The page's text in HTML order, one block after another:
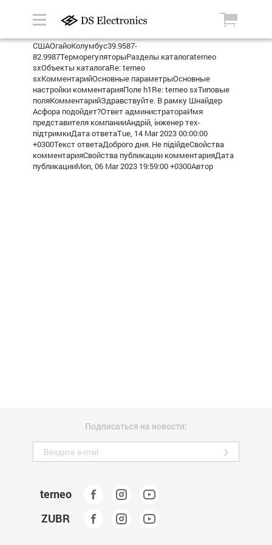
СШАОгайоКолумбус39.9587-
82.9987ТерморегуляторыРазделы каталогаterneo
sxОбъекты каталогаRe: terneo
sxКомментарийОсновные параметрыОсновные
настройки комментарияПоле h1Re: terneo sxТиповые
поляКомментарийЗдравствуйте. В рамку Шнайдер
Асфора подойдет?Ответ администратораИмя
представителя компанииАндрій, інженер тех-
підтримкиДата ответаTue, 14 Mar 2023 00:00:00
+0300Текст ответаДоброго дня. Не підійдеСвойства
комментарияСвойства публикации комментарияДата
публикацииMon, 06 Mar 2023 19:59:00 +0300Автор
Подписаться на новости:
terneo
ZUBR